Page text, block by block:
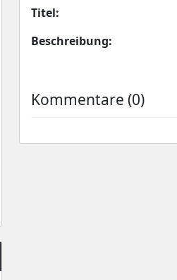
Titel:
Beschreibung:
Kommentare (0)